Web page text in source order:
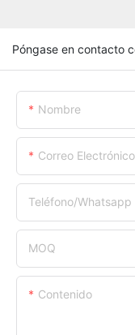
Póngase en contacto
Nombre
Correo Electrónico
Teléfono/whatsapp
MOQ
Contenido